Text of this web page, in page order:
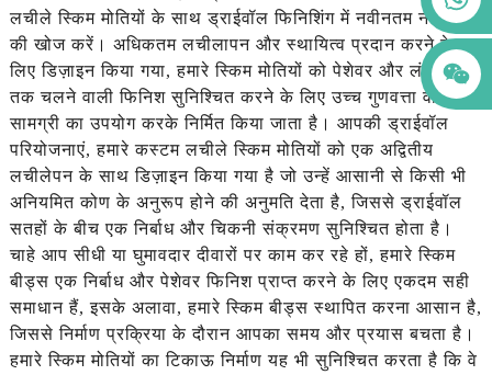
लचीले स्किम मोतियों के साथ ड्राईवॉल फिनिशिंग में नवीनतम नवाचार
की खोज करें। अधिकतम लचीलापन और स्थायित्व प्रदान करने के
लिए डिज़ाइन किया गया, हमारे स्किम मोतियों को पेशेवर और लंबे समय
तक चलने वाली फिनिश सुनिश्चित करने के लिए उच्च गुणवत्ता वाली
सामग्री का उपयोग करके निर्मित किया जाता है। आपकी ड्राईवॉल
परियोजनाएं, हमारे कस्टम लचीले स्किम मोतियों को एक अद्वितीय
लचीलेपन के साथ डिज़ाइन किया गया है जो उन्हें आसानी से किसी भी
अनियमित कोण के अनुरूप होने की अनुमति देता है, जिससे ड्राईवॉल
सतहों के बीच एक निर्बाध और चिकनी संक्रमण सुनिश्चित होता है।
चाहे आप सीधी या घुमावदार दीवारों पर काम कर रहे हों, हमारे स्किम
बीड्स एक निर्बाध और पेशेवर फिनिश प्राप्त करने के लिए एकदम सही
समाधान हैं, इसके अलावा, हमारे स्किम बीड्स स्थापित करना आसान है,
जिससे निर्माण प्रक्रिया के दौरान आपका समय और प्रयास बचता है।
हमारे स्किम मोतियों का टिकाऊ निर्माण यह भी सुनिश्चित करता है कि वे